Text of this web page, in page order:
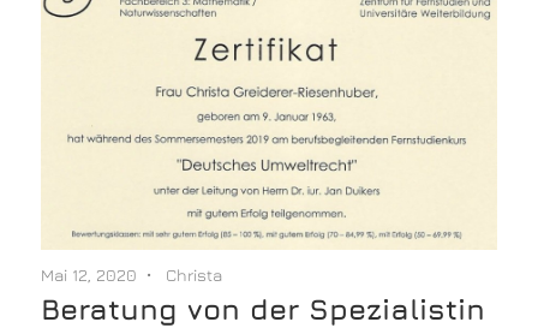
Mai 12, 2020 Christa
Beratung von der Spezialistin